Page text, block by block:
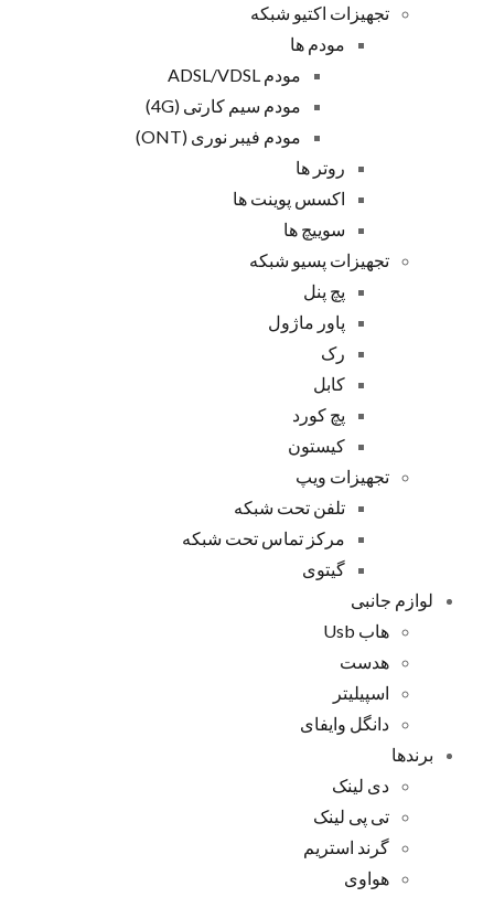
تجهیزات اکتیو شبکه
مودم ها
مودم ADSL/VDSL
مودم سیم کارتی (4G)
مودم فیبر نوری (ONT)
روتر ها
اکسس پوینت ها
سوییچ ها
تجهیزات پسیو شبکه
پچ پنل
پاور ماژول
رک
کابل
پچ کورد
کیستون
تجهیزات ویپ
تلفن تحت شبکه
مرکز تماس تحت شبکه
گیتوی
لوازم جانبی
هاب Usb
هدست
اسپیلیتر
دانگل وایفای
برندها
دی لینک
تی پی لینک
گرند استریم
هواوی